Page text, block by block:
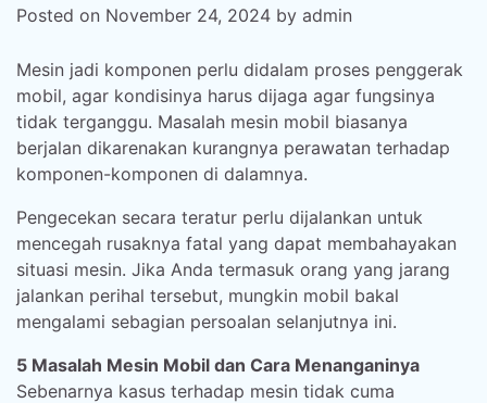
Posted on November 24, 2024 by admin
Mesin jadi komponen perlu didalam proses penggerak
mobil, agar kondisinya harus dijaga agar fungsinya
tidak terganggu. Masalah mesin mobil biasanya
berjalan dikarenakan kurangnya perawatan terhadap
komponen-komponen di dalamnya.
Pengecekan secara teratur perlu dijalankan untuk
mencegah rusaknya fatal yang dapat membahayakan
situasi mesin. Jika Anda termasuk orang yang jarang
jalankan perihal tersebut, mungkin mobil bakal
mengalami sebagian persoalan selanjutnya ini.
5 Masalah Mesin Mobil dan Cara Menanganinya
Sebenarnya kasus terhadap mesin tidak cuma